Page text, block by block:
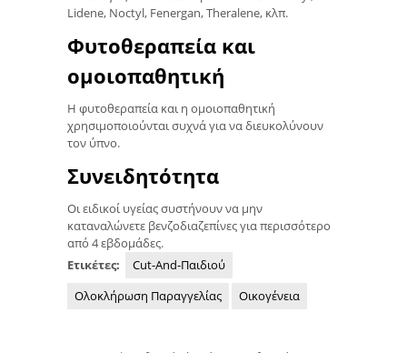
Lidene, Noctyl, Fenergan, Theralene, κλπ.
Φυτοθεραπεία και
ομοιοπαθητική
Η φυτοθεραπεία και η ομοιοπαθητική
χρησιμοποιούνται συχνά για να διευκολύνουν
τον ύπνο.
Συνειδητότητα
Οι ειδικοί υγείας συστήνουν να μην
καταναλώνετε βενζοδιαζεπίνες για περισσότερο
από 4 εβδομάδες.
Ετικέτες:
Cut-And-Παιδιού
Ολοκλήρωση Παραγγελίας
Οικογένεια